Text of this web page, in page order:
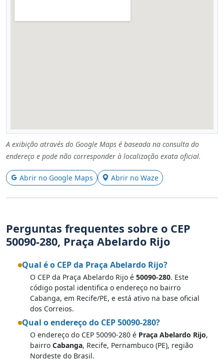
A exibição através do Google Maps é baseada na consulta do
endereço e pode não corresponder à localização exata oficial.
Abrir no Google Maps Abrir no Waze
Perguntas frequentes sobre o CEP
50090-280, Praça Abelardo Rijo
Qual é o CEP da Praça Abelardo Rijo?
O CEP da Praça Abelardo Rijo é 50090-280. Este
código postal identifica o endereço no bairro
Cabanga, em Recife/PE, e está ativo na base oficial
dos Correios.
Qual o endereço do CEP 50090-280?
O endereço do CEP 50090-280 é Praça Abelardo Rijo,
bairro Cabanga, Recife, Pernambuco (PE), região
Nordeste do Brasil.